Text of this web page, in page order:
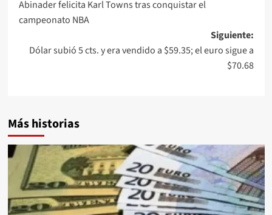
Abinader felicita Karl Towns tras conquistar el
campeonato NBA
Siguiente:
Dólar subió 5 cts. y era vendido a $59.35; el euro sigue a
$70.68
Más historias